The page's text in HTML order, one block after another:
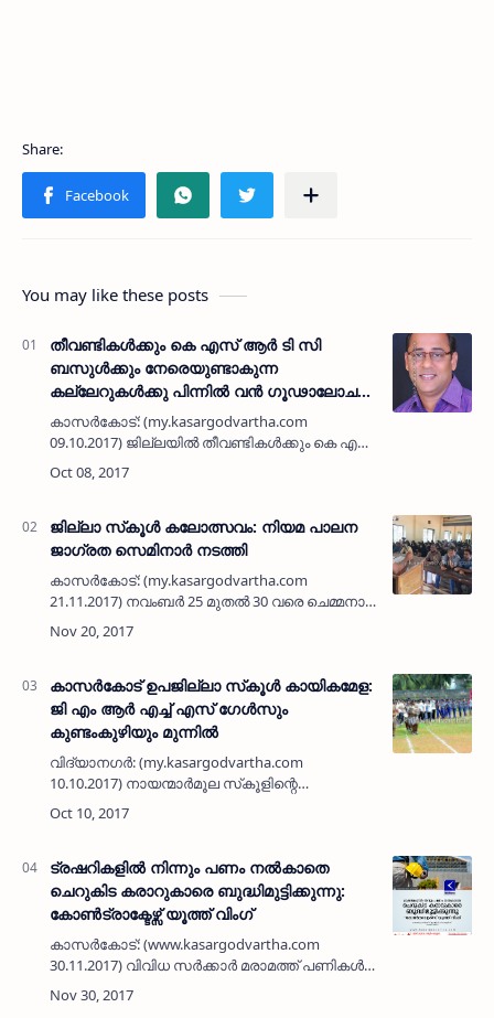
You may like these posts
തീവണ്ടികള്‍ക്കും കെ എസ് ആര്‍ ടി സി
ബസുള്‍ക്കും നേരെയുണ്ടാകുന്ന
കല്ലേറുകള്‍ക്കു പിന്നില്‍ വന്‍ ഗൂഢാലോചന:
കെ. ശ്രീകാന്ത്
കാസര്‍കോട്: (my.kasargodvartha.com
09.10.2017) ജില്ലയില്‍ തീവണ്ടികള്‍ക്കും കെ എസ്
ആര്‍ ടി സി ബസുള്‍ക്കു നേരെയും തുടര്‍ച്ചയായി
ഉണ്ടാകുന്ന കല്ലേറിന്റെ പിന്നില്‍ വന്‍
ജില്ലാ സ്‌കൂള്‍ കലോത്സവം: നിയമ പാലന
ജാഗ്രത സെമിനാര്‍ നടത്തി
കാസര്‍കോട്: (my.kasargodvartha.com
21.11.2017) നവംബര്‍ 25 മുതല്‍ 30 വരെ ചെമ്മനാട്
ജമാഅത്ത് ഹയര്‍ സെക്കന്‍ഡറി സ്‌കൂളില്‍
നടക്കുന്ന 58 -ാമത് റവന്യൂ ജില്ലാ സ്‌കൂള്‍
കാസര്‍കോട് ഉപജില്ലാ സ്‌കൂള്‍ കായികമേള:
ജി എം ആര്‍ എച്ച് എസ് ഗേള്‍സും
കുണ്ടംകുഴിയും മുന്നില്‍
വിദ്യാനഗര്‍: (my.kasargodvartha.com
10.10.2017) നായന്മാര്‍മൂല സ്‌കൂളിന്റെ
ആതിഥേയത്വത്തില്‍ വിദ്യാനഗര്‍ മുനിസിപ്പല്‍
സ്‌റ്റേഡിയത്തില്‍ നടന്നു വരുന്ന കാസര്‍കോട്
ട്രഷറികളില്‍ നിന്നും പണം നല്‍കാതെ
ചെറുകിട കരാറുകാരെ ബുദ്ധിമുട്ടിക്കുന്നു:
കോണ്‍ട്രാക്ടേഴ്സ് യൂത്ത് വിംഗ്
കാസര്‍കോട്: (www.kasargodvartha.com
30.11.2017) വിവിധ സര്‍ക്കാര്‍ മരാമത്ത് പണികള്‍
പൂര്‍ത്തീകരിച്ച ചെറുകിട കരാറുകാരുടെ
നൂറുകണക്കിന് ബില്ലുകള്‍ പാസാകാതെ